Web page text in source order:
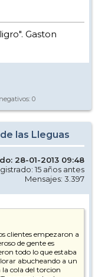
Gaston
0
las Lleguas
28-01-2013 09:48
15 años antes
Mensajes: 3.397
clientes empezaron a
de gente es
todo lo que estaba
abucheando a un
cola del torcion